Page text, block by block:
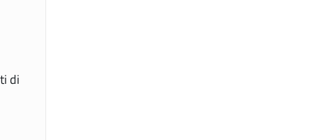
di